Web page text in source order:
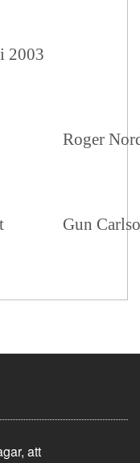
2003
Roger
Gun
att